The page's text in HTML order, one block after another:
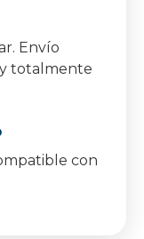
Envío
totalmente
con